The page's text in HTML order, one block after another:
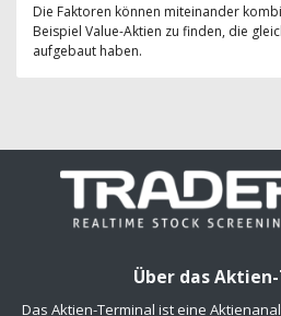
Die Faktoren können miteinander
Beispiel Value-Aktien zu finden, die
aufgebaut haben.
Über das
Das Aktien-Terminal ist eine